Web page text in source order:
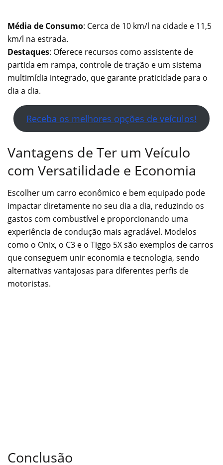
Média de Consumo: Cerca de 10 km/l na cidade e 11,5
km/l na estrada.
Destaques: Oferece recursos como assistente de
partida em rampa, controle de tração e um sistema
multimídia integrado, que garante praticidade para o
dia a dia.
Receba os melhores opções de veículos!
Vantagens de Ter um Veículo
com Versatilidade e Economia
Escolher um carro econômico e bem equipado pode
impactar diretamente no seu dia a dia, reduzindo os
gastos com combustível e proporcionando uma
experiência de condução mais agradável. Modelos
como o Onix, o C3 e o Tiggo 5X são exemplos de carros
que conseguem unir economia e tecnologia, sendo
alternativas vantajosas para diferentes perfis de
motoristas.
Conclusão